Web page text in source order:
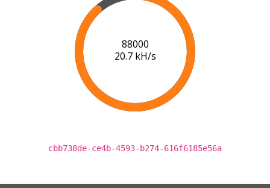
90000
20.8 kH/s
cbb738de-ce4b-4593-b274-616f6185e56a